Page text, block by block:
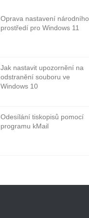
Oprava nastavení národního
prostředí pro Windows 11
Jak nastavit upozornění na
odstranění souboru ve
Windows 10
Odesílání tiskopisů pomocí
programu kMail